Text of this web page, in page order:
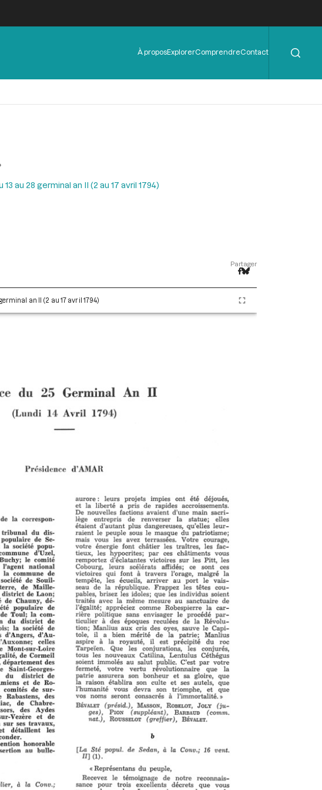
Menu
de
À proposExplorerComprendreContact
au 28 germinal an II (2 au 17 avril 1794)
Partager
an II (2 au 17 avril 1794)